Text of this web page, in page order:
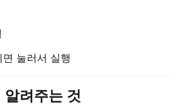
눌러서 실행
알려주는 것